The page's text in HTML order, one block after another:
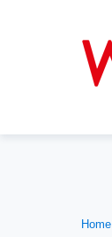
Home